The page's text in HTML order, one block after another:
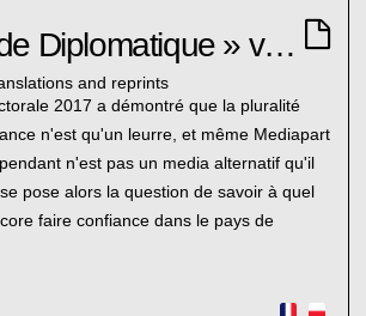
« Le Monde Diplomatique » vs « Le Monde »
and reprints
2017 a démontré que la pluralité
n'est qu'un leurre, et même Mediapart
n'est pas un media alternatif qu'il
pose alors la question de savoir à quel
faire confiance dans le pays de